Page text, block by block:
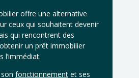
offre une alternative
ceux qui souhaitent devenir
qui rencontrent des
un prêt immobilier
l’immédiat.
fonctionnementet ses